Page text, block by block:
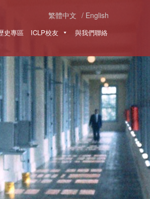
繁體中文 English
史專區 ICLP校友 與我們聯絡